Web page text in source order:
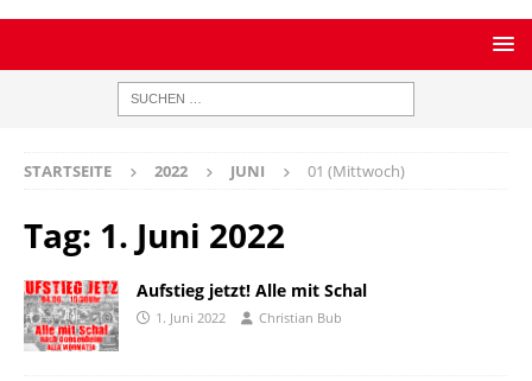
STARTSEITE 2022 JUNI 01 (Mittwoch)
Tag: 1. Juni 2022
Aufstieg jetzt! Alle mit Schal
1. Juni 2022 Christian Bub